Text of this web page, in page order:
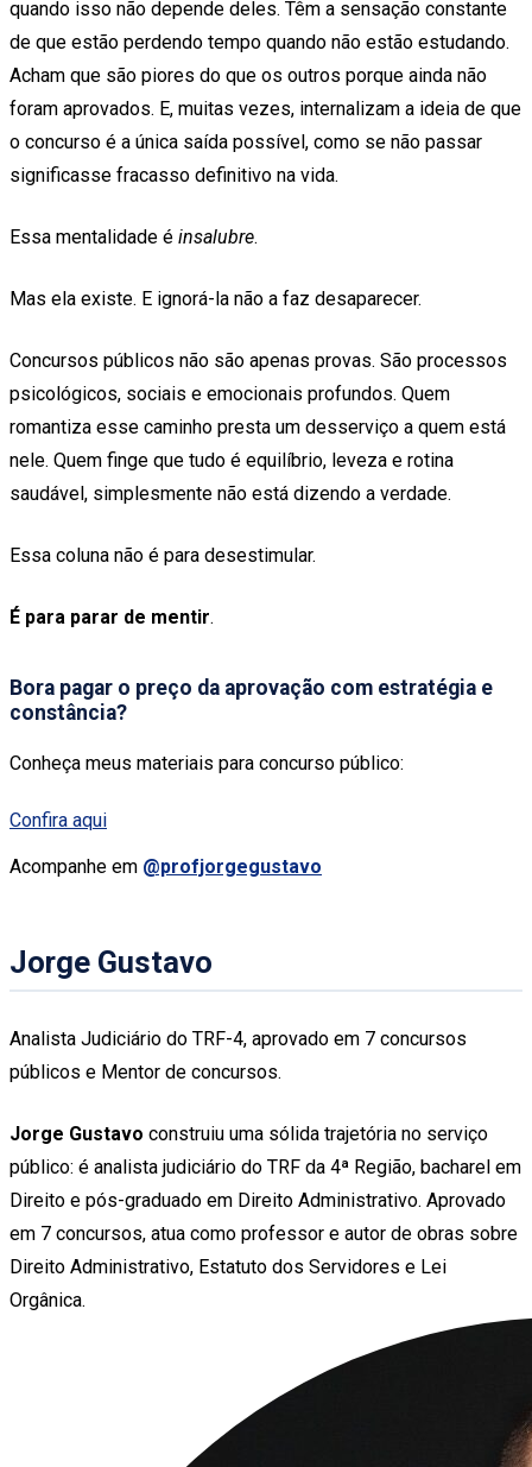
quando isso não depende deles. Têm a sensação constante
de que estão perdendo tempo quando não estão estudando.
Acham que são piores do que os outros porque ainda não
foram aprovados. E, muitas vezes, internalizam a ideia de que
o concurso é a única saída possível, como se não passar
significasse fracasso definitivo na vida.
Essa mentalidade é insalubre.
Mas ela existe. E ignorá-la não a faz desaparecer.
Concursos públicos não são apenas provas. São processos
psicológicos, sociais e emocionais profundos. Quem
romantiza esse caminho presta um desserviço a quem está
nele. Quem finge que tudo é equilíbrio, leveza e rotina
saudável, simplesmente não está dizendo a verdade.
Essa coluna não é para desestimular.
É para parar de mentir.
Bora pagar o preço da aprovação com estratégia e
constância?
Conheça meus materiais para concurso público:
Confira aqui
Acompanhe em @profjorgegustavo
Jorge Gustavo
Analista Judiciário do TRF-4, aprovado em 7 concursos
públicos e Mentor de concursos.
Jorge Gustavo construiu uma sólida trajetória no serviço
público: é analista judiciário do TRF da 4ª Região, bacharel em
Direito e pós-graduado em Direito Administrativo. Aprovado
em 7 concursos, atua como professor e autor de obras sobre
Direito Administrativo, Estatuto dos Servidores e Lei
Orgânica.